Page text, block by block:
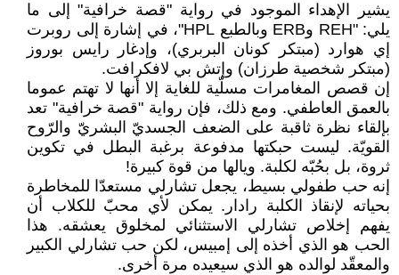
يشير الإهداء الموجود في رواية "قصة خرافية" إلى ما
يلي: "REH وERB وبالطبع HPL"، في إشارة إلى روبرت
إي هوارد (مبتكر كونان البربري)، وإدغار رايس بوروز
(مبتكر شخصية طرزان) وإتش بي لافكرافت.
إن قصص المغامرات مسلّية للغاية إلا أنها لا تهتم عموما
بالعمق العاطفي. ومع ذلك، فإن رواية "قصة خرافية" تعد
بإلقاء نظرة ثاقبة على الضعف الجسديّ البشريّ والرّوح
القويّة. ليست حبكتها مدفوعة برغبة البطل في تكوين
ثروة، بل بحُبّه لكلبة. ويالها من قوة كبيرة!
إنه حب طفولي بسيط، يجعل تشارلي مستعدّا للمخاطرة
بحياته لإنقاذ الكلبة رادار. يمكن لأي محبّ للكلاب أن
يفهم إخلاص تشارلي الاستثنائي لمخلوق يعشقه. هذا
الحب هو الذي أخذه إلى إمبيس، لكن حب تشارلي الكبير
والمعقّد لوالده هو الذي سيعيده مرة أخرى.